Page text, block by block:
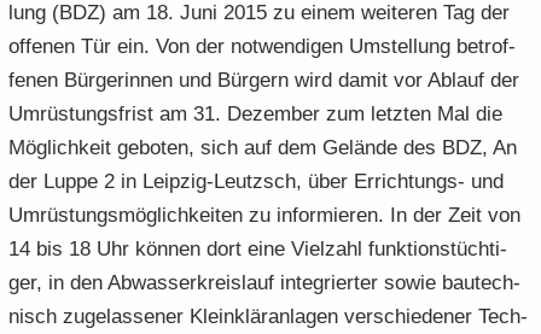
a
­
t
i
n
a
­
t
i
o
n
lung (BDZ) am 18. Juni 2015 zu einem wei­te­ren Tag der
of­fe­nen Tür ein. Von der not­wen­di­gen Um­stel­lung be­trof­
fe­nen Bür­ge­rin­nen und Bür­gern wird damit vor Ab­lauf der
Um­rüs­tungs­frist am 31. De­zem­ber zum letz­ten Mal die
Mög­lich­keit ge­bo­ten, sich auf dem Ge­län­de des BDZ, An
der Luppe 2 in Leipzig-​Leutzsch, über Errichtungs-​ und
Um­rüs­tungs­mög­lich­kei­ten zu in­for­mie­ren. In der Zeit von
14 bis 18 Uhr kön­nen dort eine Viel­zahl funk­ti­ons­tüch­ti­
ger, in den Ab­was­ser­kreis­lauf in­te­grier­ter sowie bau­tech­
nisch zu­ge­las­se­ner Klein­klär­an­la­gen ver­schie­de­ner Tech­